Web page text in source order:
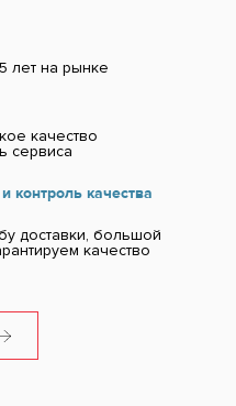
лет на рынке
качество
сервиса
контроль качества
доставки, большой
качество